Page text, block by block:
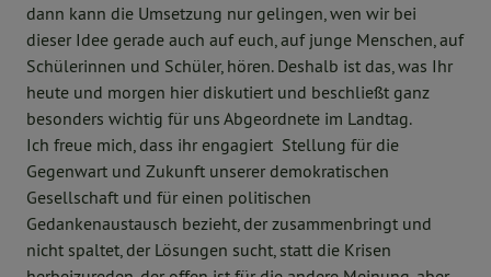
dann kann die Umsetzung nur gelingen, wen wir bei
dieser Idee gerade auch auf euch, auf junge Menschen, auf
Schülerinnen und Schüler, hören. Deshalb ist das, was Ihr
heute und morgen hier diskutiert und beschließt ganz
besonders wichtig für uns Abgeordnete im Landtag.
Ich freue mich, dass ihr engagiert Stellung für die
Gegenwart und Zukunft unserer demokratischen
Gesellschaft und für einen politischen
Gedankenaustausch bezieht, der zusammenbringt und
nicht spaltet, der Lösungen sucht, statt die Krisen